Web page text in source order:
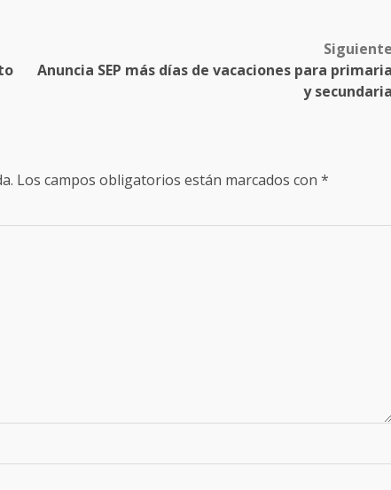
Anuncia SEP más días de vacaciones para
y
Los campos obligatorios están marcados con *